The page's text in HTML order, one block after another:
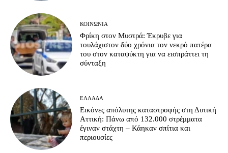
ΚΟΙΝΩΝΊΑ
Φρίκη στον Μυστρά: Έκρυβε για
τουλάχιστον δύο χρόνια τον νεκρό πατέρα
του στον καταψύκτη για να εισπράττει τη
σύνταξη
ΕΛΛΆΔΑ
Εικόνες απόλυτης καταστροφής στη Δυτική
Αττική: Πάνω από 132.000 στρέμματα
έγιναν στάχτη – Κάηκαν σπίτια και
περιουσίες